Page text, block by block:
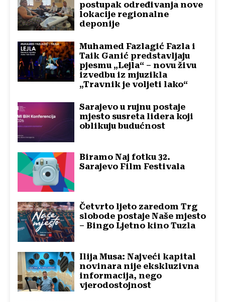
postupak određivanja nove
lokacije regionalne
deponije
Muhamed Fazlagić Fazla i
Taik Ganić predstavljaju
pjesmu „Lejla“ – novu živu
izvedbu iz mjuzikla
„Travnik je voljeti lako“
Sarajevo u rujnu postaje
mjesto susreta lidera koji
oblikuju budućnost
Biramo Naj fotku 32.
Sarajevo Film Festivala
Četvrto ljeto zaredom Trg
slobode postaje Naše mjesto
– Bingo Ljetno kino Tuzla
Ilija Musa: Najveći kapital
novinara nije ekskluzivna
informacija, nego
vjerodostojnost